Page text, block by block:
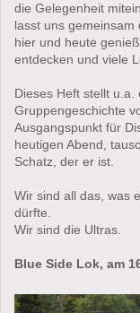
die Gelegenheit
lasst uns
hier und heute
entdecken und viele
Dieses Heft stellt
Gruppengeschichte
Ausgangspunkt für
heutigen Abend,
Schatz, der er ist.
Wir sind all das, was
dürfte.
Wir sind die Ultras.
Blue Side Lok, am